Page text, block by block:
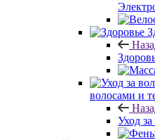
волосами и
Уход